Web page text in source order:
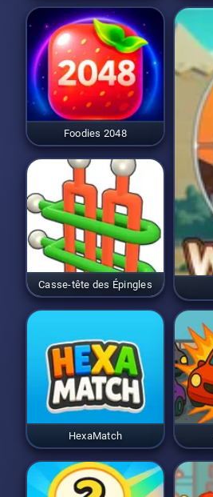
Foodies 2048
Casse-tête des Épingles
HexaMatch